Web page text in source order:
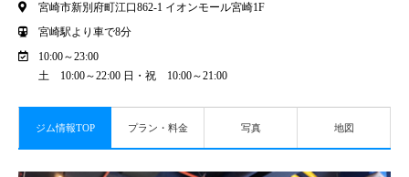
宮崎市新別府町江口862-1 イオンモール宮崎1F
宮崎駅より車で8分
10:00～23:00
土 10:00～22:00 日・祝 10:00～21:00
ジム情報TOP プラン・料金 写真 地図